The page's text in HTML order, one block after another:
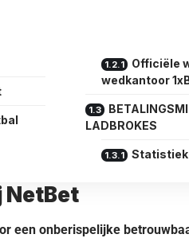
Officiële
wedkantoor
LADBROKES
NetBet
een onberispelijke